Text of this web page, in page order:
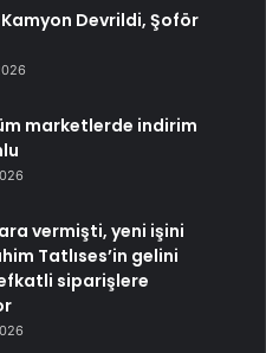
Kamyon Devrildi, Şoför
marketlerde indirim
vermişti, yeni işini
Tatlıses’in gelini
siparişlere